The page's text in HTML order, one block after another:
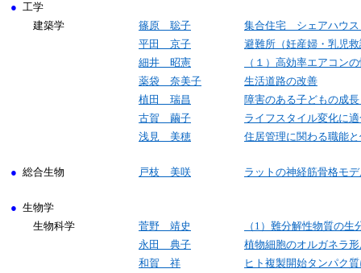
● 工学
建築学
篠原 聡子
集合住宅 シェアハウ
平田 京子
避難所（妊産婦・乳児
細井 昭憲
（１）高効率エアコン
薬袋 奈美子
生活道路の改善
植田 瑞昌
障害のある子どもの成
古賀 繭子
ライフスタイル変化に
浅見 美穂
住居管理に関わる職能
● 総合生物 戸枝 美咲 ラットの神経筋骨格モ
● 生物学
生物科学
菅野 靖史
（1）難分解性物質の生
永田 典子
植物細胞のオルガネラ
和賀 祥
ヒト複製開始タンパク